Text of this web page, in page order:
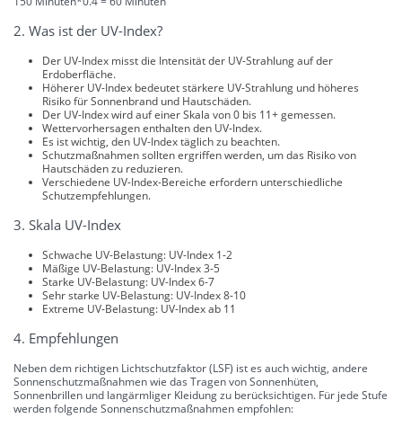
2. Was ist der UV-Index?
Der UV-Index misst die Intensität der UV-Strahlung auf der
Erdoberfläche.
Höherer UV-Index bedeutet stärkere UV-Strahlung und höheres
Risiko für Sonnenbrand und Hautschäden.
Der UV-Index wird auf einer Skala von 0 bis 11+ gemessen.
Wettervorhersagen enthalten den UV-Index.
Es ist wichtig, den UV-Index täglich zu beachten.
Schutzmaßnahmen sollten ergriffen werden, um das Risiko von
Hautschäden zu reduzieren.
Verschiedene UV-Index-Bereiche erfordern unterschiedliche
Schutzempfehlungen.
3. Skala UV-Index
Schwache UV-Belastung: UV-Index 1-2
Mäßige UV-Belastung: UV-Index 3-5
Starke UV-Belastung: UV-Index 6-7
Sehr starke UV-Belastung: UV-Index 8-10
Extreme UV-Belastung: UV-Index ab 11
4. Empfehlungen
Neben dem richtigen Lichtschutzfaktor (LSF) ist es auch wichtig, andere
Sonnenschutzmaßnahmen wie das Tragen von Sonnenhüten,
Sonnenbrillen und langärmliger Kleidung zu berücksichtigen. Für jede Stufe
werden folgende Sonnenschutzmaßnahmen empfohlen: